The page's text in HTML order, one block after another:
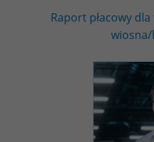
Raport płacowy